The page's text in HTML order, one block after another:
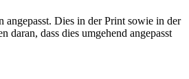
angepasst. Dies in der Print sowie in der
dass dies umgehend angepasst